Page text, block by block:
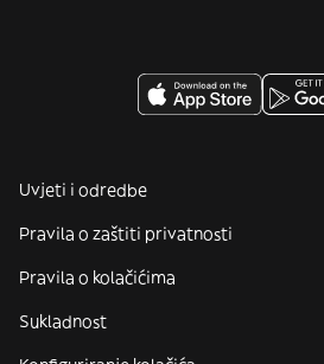
Uvjeti i odredbe
Pravila o zaštiti privatnosti
Pravila o kolačićima
Sukladnost